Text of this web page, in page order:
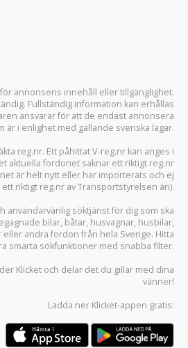
annonsens innehåll eller tillgänglighet.
Fullständig information kan erhållas
ansvarar för att de endast annonsera
är i enlighet med gällande svenska lagar.
reg.nr. Ett påhittat V-reg.nr kan anges i
aktuella fordonet saknar ett riktigt reg.nr
är helt nytt eller har importerats och ej
riktigt reg.nr av Transportstyrelsen än).
användarvänlig söktjänst för dig som ska
bilar, båtar, husvagnar, husbilar,
eller andra fordon från hela Sverige. Hitta
smarta sökfunktioner med snabba filter.
Klicket och delar det du gillar med dina
vänner!
Ladda ner Klicket-appen gratis: